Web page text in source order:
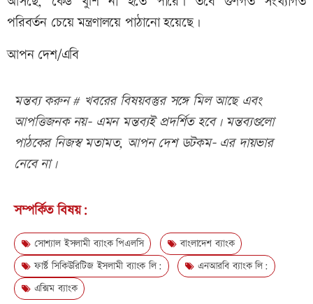
পরিবর্তন চেয়ে মন্ত্রণালয়ে পাঠানো হয়েছে।
আপন দেশ/এবি
মন্তব্য করুন # খবরের বিষয়বস্তুর সঙ্গে মিল আছে এবং
আপত্তিজনক নয়- এমন মন্তব্যই প্রদর্শিত হবে। মন্তব্যগুলো
পাঠকের নিজস্ব মতামত, আপন দেশ ডটকম- এর দায়ভার
নেবে না।
সম্পর্কিত বিষয়:
সোশ্যাল ইসলামী ব্যাংক পিএলসি
বাংলাদেশ ব্যাংক
ফার্স্ট সিকিউরিটিজ ইসলামী ব্যাংক লি:
এনআরবি ব্যাংক লি:
এক্সিম ব্যাংক